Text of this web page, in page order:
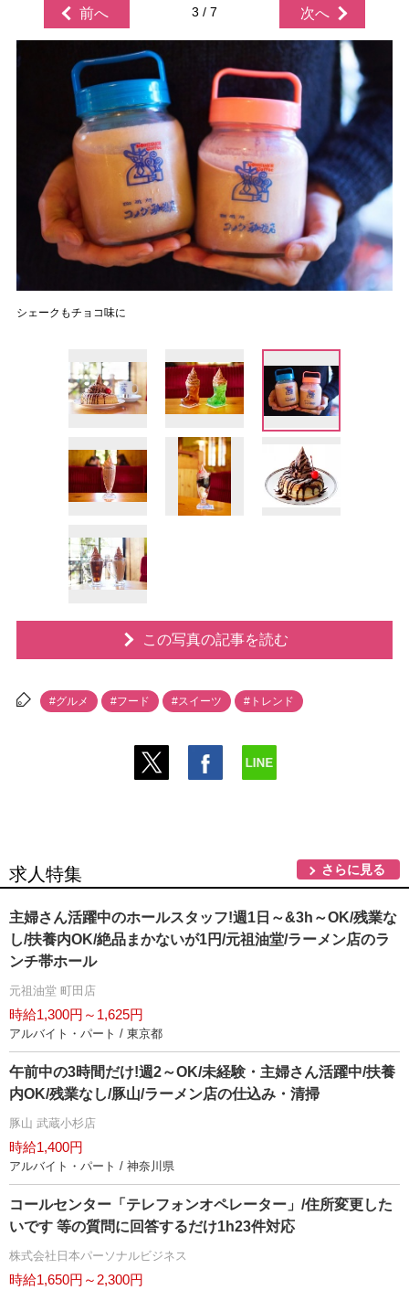
前へ 3 / 7 次へ
シェークもチョコ味に
この写真の記事を読む
#グルメ #フード #スイーツ #トレンド
求人特集 さらに見る
主婦さん活躍中のホールスタッフ!週1日～&3h～OK/残業な
し/扶養内OK/絶品まかないが1円/元祖油堂/ラーメン店のラ
ンチ帯ホール
元祖油堂 町田店
時給1,300円～1,625円
アルバイト・パート / 東京都
午前中の3時間だけ!週2～OK/未経験・主婦さん活躍中/扶養
内OK/残業なし/豚山/ラーメン店の仕込み・清掃
豚山 武蔵小杉店
時給1,400円
アルバイト・パート / 神奈川県
コールセンター「テレフォンオペレーター」/住所変更した
いです 等の質問に回答するだけ1h23件対応
株式会社日本パーソナルビジネス
時給1,650円～2,300円